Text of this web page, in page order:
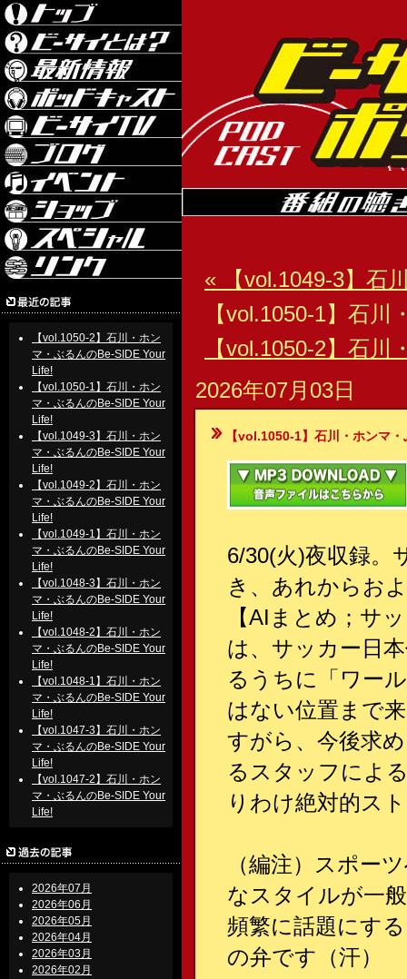
【vol.1050-2】石川・ホン
マ・ぶるんのBe-SIDE Your
Life!
【vol.1050-1】石川・ホン
マ・ぶるんのBe-SIDE Your
Life!
【vol.1049-3】石川・ホン
マ・ぶるんのBe-SIDE Your
Life!
【vol.1049-2】石川・ホン
マ・ぶるんのBe-SIDE Your
Life!
【vol.1049-1】石川・ホン
マ・ぶるんのBe-SIDE Your
Life!
【vol.1048-3】石川・ホン
マ・ぶるんのBe-SIDE Your
Life!
【vol.1048-2】石川・ホン
マ・ぶるんのBe-SIDE Your
Life!
【vol.1048-1】石川・ホン
マ・ぶるんのBe-SIDE Your
Life!
【vol.1047-3】石川・ホン
マ・ぶるんのBe-SIDE Your
Life!
【vol.1047-2】石川・ホン
マ・ぶるんのBe-SIDE Your
Life!
2026年07月
2026年06月
2026年05月
2026年04月
2026年03月
2026年02月
« 【vol.1049-3】石
【vol.1050-1】石
【vol.1050-2】石
2026年07月03日
【vol.1050-1】石川・ホンマ・
6/30(火)夜収録。
き、あれからお
【AIまとめ；サ
は、サッカー日
るうちに「ワー
はない位置まで
すがら、今後求
るスタッフによ
りわけ絶対的ス
（編注）スポー
なスタイルが一
頻繁に話題にす
の弁です（汗）